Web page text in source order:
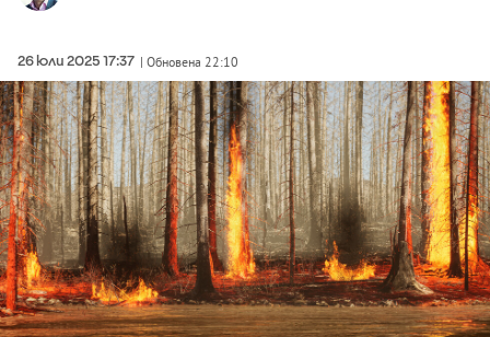
26 юли 2025 17:37 | Обновена 22:10